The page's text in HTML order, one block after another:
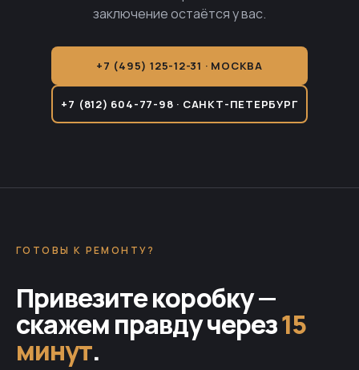
заключение остаётся у вас.
+7 (495) 125-12-31 · МОСКВА
+7 (812) 604-77-98 · САНКТ-ПЕТЕРБУРГ
ГОТОВЫ К РЕМОНТУ?
Привезите коробку —
скажем правду через15
минут.